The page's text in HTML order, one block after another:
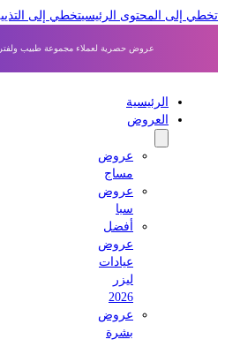
إلى المحتوى الرئيسي تخطي إلى التذييل
عروض حصرية لعملاء مجموعة طبيب ولفترة
الرئيسية
العروض
عروض
مساج
عروض
أفضل
عروض
عيادات
عروض
بشرة